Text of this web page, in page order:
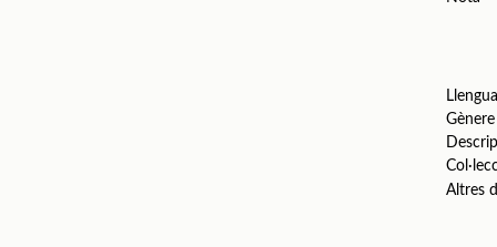
Gènere
Altres